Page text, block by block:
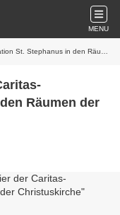
MENU
in den Räumen der Christuskirche
Räumen der